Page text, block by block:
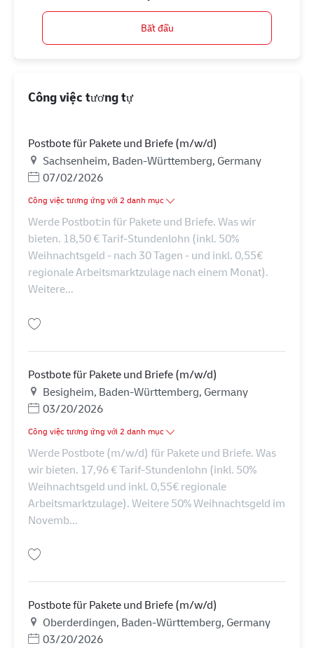
Bắt đầu
Công việc tương tự
Postbote für Pakete und Briefe (m/w/d)
Địa điểm
Sachsenheim, Baden-Württemberg, Germany
Posted Date
07/02/2026
Công việc tương ứng với 2 danh mục
Werde Postbot:in für Pakete und Briefe. Was wir
bieten. 18,50 € Tarif-Stundenlohn (inkl. 50%
Weihnachtsgeld - nach 30 Tagen - und inkl. 0,55€
regionale Arbeitsmarktzulage nach einem Monat).
Weitere...
Postbote für Pakete und Briefe (m/w/d)
Địa điểm
Besigheim, Baden-Württemberg, Germany
Posted Date
03/20/2026
Công việc tương ứng với 2 danh mục
Werde Postbote (m/w/d) für Pakete und Briefe. Was
wir bieten. 17,96 € Tarif-Stundenlohn (inkl. 50%
Weihnachtsgeld und inkl. 0,55€ regionale
Arbeitsmarktzulage). Weitere 50% Weihnachtsgeld im
Novemb...
Postbote für Pakete und Briefe (m/w/d)
Địa điểm
Oberderdingen, Baden-Württemberg, Germany
Posted Date
03/20/2026